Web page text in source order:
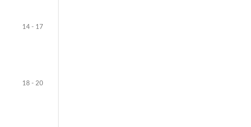
14 - 17
18 - 20